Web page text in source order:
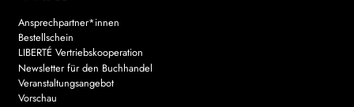
Ansprechpartner*innen
Bestellschein
LIBERTÉ Vertriebskooperation
Newsletter für den Buchhandel
Veranstaltungsangebot
Vorschau